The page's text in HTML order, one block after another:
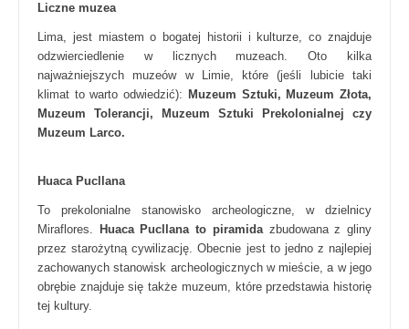
Liczne muzea
Lima, jest miastem o bogatej historii i kulturze, co znajduje
odzwierciedlenie w licznych muzeach. Oto kilka
najważniejszych muzeów w Limie, które (jeśli lubicie taki
klimat to warto odwiedzić): Muzeum Sztuki, Muzeum Złota,
Muzeum Tolerancji, Muzeum Sztuki Prekolonialnej czy
Muzeum Larco.
Huaca Pucllana
To prekolonialne stanowisko archeologiczne, w dzielnicy
Miraflores.
Huaca Pucllana to piramidazbudowana z gliny
przez starożytną cywilizację. Obecnie jest to jedno z najlepiej
zachowanych stanowisk archeologicznych w mieście, a w jego
obrębie znajduje się także muzeum, które przedstawia historię
tej kultury.